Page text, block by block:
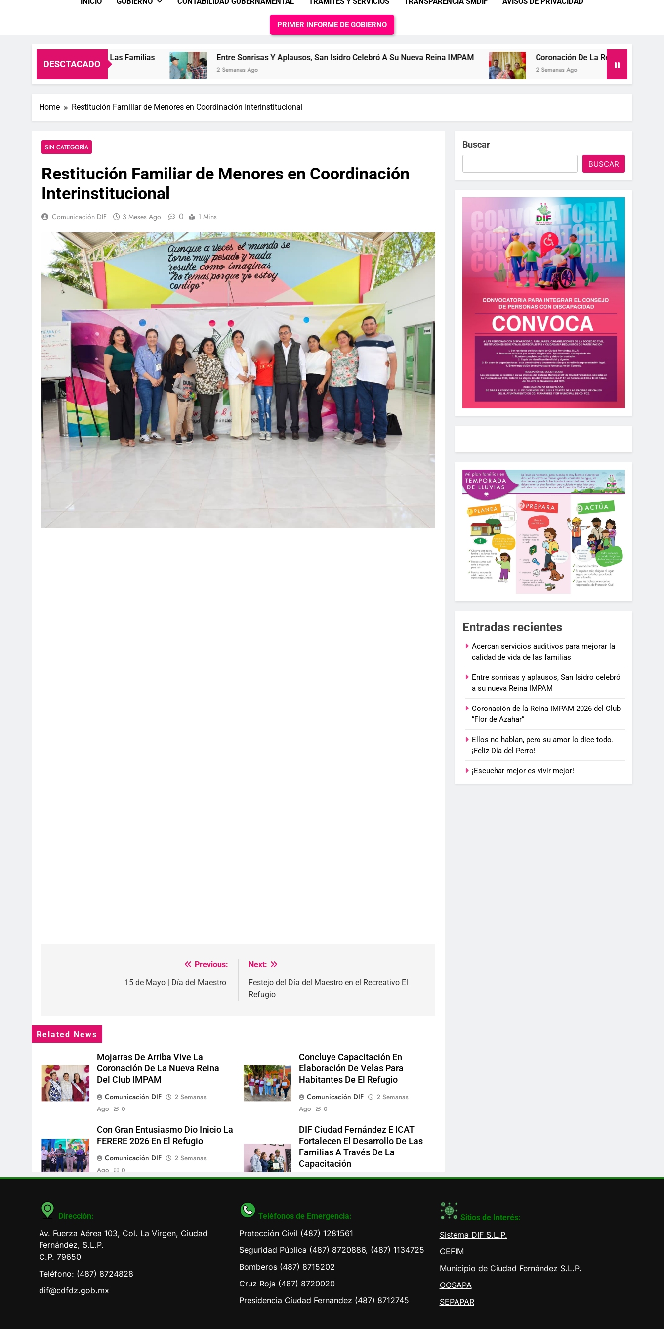
PRIMER INFORME DE GOBIERNO
DESCTACADO
De Vida De Las Familias Entre Sonrisas Y Aplausos, San Isidro Celebró A Su Nueva Reina IMPAM
2 Semanas Ago
Coronación De La Reina IMPAM 2026 Del Club
2 Semanas Ago
Home Restitución Familiar de Menores en Coordinación Interinstitucional
SIN CATEGORÍA
Restitución Familiar de Menores en Coordinación
Interinstitucional
Comunicación DIF 3 Meses Ago 0 1 Mins
Previous:
15 de Mayo | Día del Maestro
Next:
Festejo del Día del Maestro en el Recreativo El
Refugio
Related News
Mojarras De Arriba Vive La
Coronación De La Nueva Reina
Del Club IMPAM
Comunicación DIF
2 Semanas
Ago
0
Concluye Capacitación En
Elaboración De Velas Para
Habitantes De El Refugio
Comunicación DIF
2 Semanas
Ago
0
Con Gran Entusiasmo Dio Inicio La
FERERE 2026 En El Refugio
Comunicación DIF
2 Semanas
Ago
0
DIF Ciudad Fernández E ICAT
Fortalecen El Desarrollo De Las
Familias A Través De La
Capacitación
Comunicación DIF
2 Semanas
Buscar
BUSCAR
Entradas recientes
Acercan servicios auditivos para mejorar la
calidad de vida de las familias
Entre sonrisas y aplausos, San Isidro celebró
a su nueva Reina IMPAM
Coronación de la Reina IMPAM 2026 del Club
“Flor de Azahar”
Ellos no hablan, pero su amor lo dice todo.
¡Feliz Día del Perro!
¡Escuchar mejor es vivir mejor!
Dirección:
Av. Fuerza Aérea 103, Col. La Virgen, Ciudad
Fernández, S.L.P.
C.P. 79650
Teléfono: (487) 8724828
dif@cdfdz.gob.mx
Teléfonos de Emergencia:
Protección Civil (487) 1281561
Seguridad Pública (487) 8720886, (487) 1134725
Bomberos (487) 8715202
Cruz Roja (487) 8720020
Presidencia Ciudad Fernández (487) 8712745
Sitios de Interés:
Sistema DIF S.L.P.
CEFIM
Municipio de Ciudad Fernández S.L.P.
OOSAPA
SEPAPAR